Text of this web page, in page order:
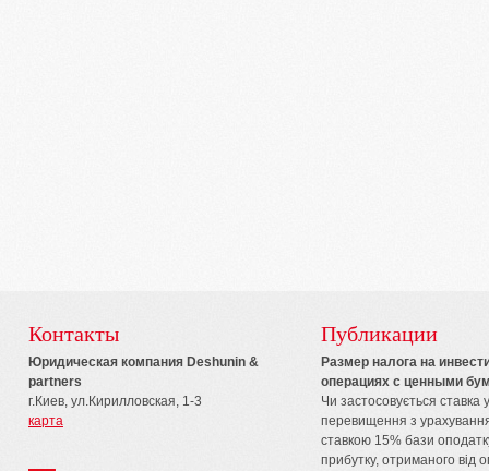
Контакты
Юридическая компания Deshunin &
partners
г.Киев, ул.Кирилловская, 1-3
карта
Публикации
Размер налога на
операциях с ценными
Чи застосовується ставка
перевищення з
ставкою 15% бази
прибутку, отриманого від